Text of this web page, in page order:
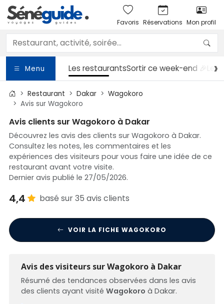
Favoris Réservations Mon profil
Menu Les restaurantsSortirce week-end 🎉
Restaurant Dakar
Wagokoro
Avis sur Wagokoro
Avis clients sur Wagokoro à Dakar
Découvrez les avis des clients sur Wagokoro à Dakar.
Consultez les notes, les commentaires et les
expériences des visiteurs pour vous faire une idée de ce
restaurant avant votre visite.
Dernier avis publié le 27/05/2026.
4,4 basé sur 35 avis clients
VOIR LA FICHE WAGOKORO
Avis des visiteurs sur Wagokoro à Dakar
Résumé des tendances observées dans les avis
des clients ayant visitéWagokoro à Dakar.